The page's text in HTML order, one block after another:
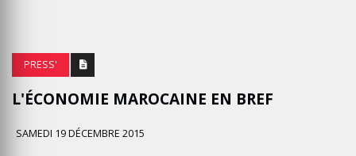
PRESS'
L'ÉCONOMIE MAROCAINE EN BREF
SAMEDI 19 DÉCEMBRE 2015